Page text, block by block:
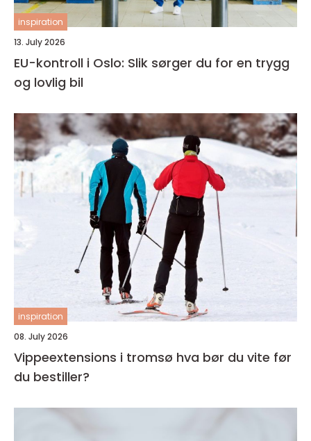
inspiration
13. July 2026
EU-kontroll i Oslo: Slik sørger du for en trygg
og lovlig bil
inspiration
08. July 2026
Vippeextensions i tromsø hva bør du vite før
du bestiller?